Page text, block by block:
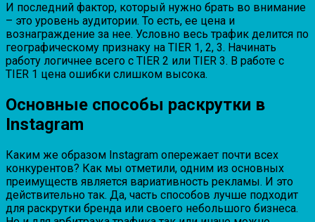
И последний фактор, который нужно брать во внимание
– это уровень аудитории. То есть, ее цена и
вознаграждение за нее. Условно весь трафик делится по
географическому признаку на TIER 1, 2, 3. Начинать
работу логичнее всего с TIER 2 или TIER 3. В работе с
TIER 1 цена ошибки слишком высока.
Основные способы раскрутки в
Instagram
Каким же образом Instagram опережает почти всех
конкурентов? Как мы отметили, одним из основных
преимуществ является вариативность рекламы. И это
действительно так. Да, часть способов лучше подходит
для раскрутки бренда или своего небольшого бизнеса.